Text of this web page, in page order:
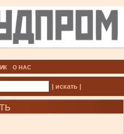
О НАС
| искать |